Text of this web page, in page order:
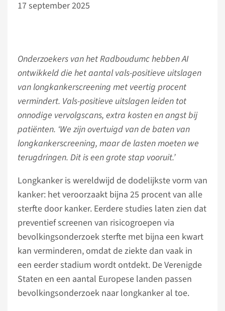
17 september 2025
Onderzoekers van het Radboudumc hebben AI
ontwikkeld die het aantal vals-positieve uitslagen
van longkankerscreening met veertig procent
vermindert. Vals-positieve uitslagen leiden tot
onnodige vervolgscans, extra kosten en angst bij
patiënten. ‘We zijn overtuigd van de baten van
longkankerscreening, maar de lasten moeten we
terugdringen. Dit is een grote stap vooruit.’
Longkanker is wereldwijd de dodelijkste vorm van
kanker: het veroorzaakt bijna 25 procent van alle
sterfte door kanker. Eerdere studies laten zien dat
preventief screenen van risicogroepen via
bevolkingsonderzoek sterfte met bijna een kwart
kan verminderen, omdat de ziekte dan vaak in
een eerder stadium wordt ontdekt. De Verenigde
Staten en een aantal Europese landen passen
bevolkingsonderzoek naar longkanker al toe.